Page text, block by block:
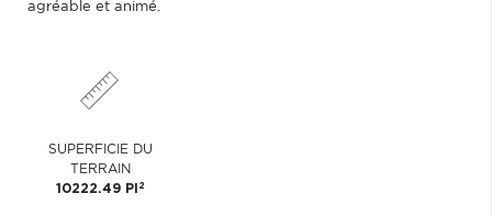
agréable et animé.
SUPERFICIE DU
TERRAIN
10222.49 PI 2